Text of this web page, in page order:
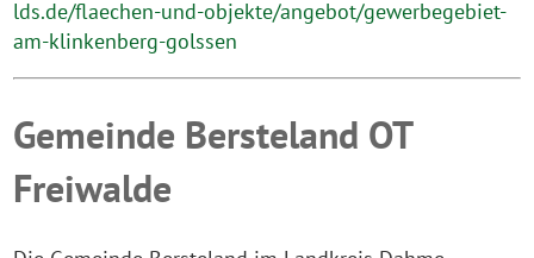
lds.de/flaechen-und-objekte/angebot/gewerbegebiet-
am-klinkenberg-golssen
Gemeinde Bersteland OT
Freiwalde